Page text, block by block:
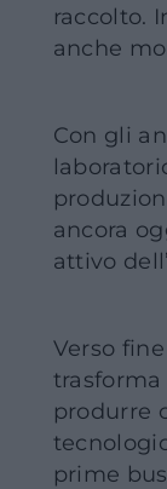
raccolto.
anche
Con gli
ancora
attivo
Verso
produrre
prime